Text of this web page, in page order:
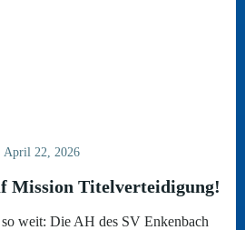
April 22, 2026
Mission Titelverteidigung!
weit: Die AH des SV Enkenbach